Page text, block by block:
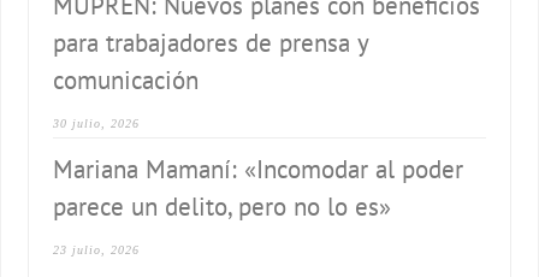
para trabajadores de prensa y
comunicación
30 julio, 2026
Mariana Mamaní: «Incomodar al poder
parece un delito, pero no lo es»
23 julio, 2026